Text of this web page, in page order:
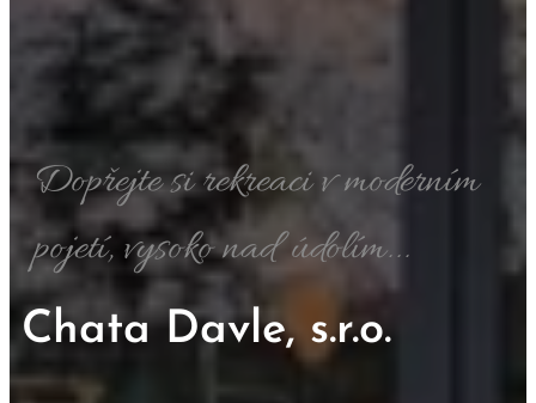
Dopřejte si rekreaci v moderním
pojetí, vysoko nad údolím...
Chata Davle, s.r.o.